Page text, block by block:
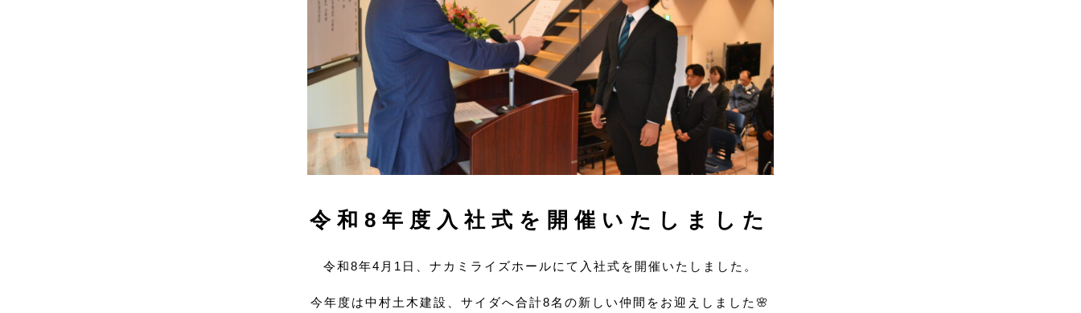
令和8年度入社式を開催いたしました
令和8年4月1日、ナカミライズホールにて入社式を開催いたしました。
今年度は中村土木建設、サイダへ合計8名の新しい仲間をお迎えしました🌸